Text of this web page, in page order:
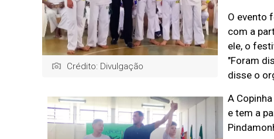
Crédito: Divulgação
O evento
com a
ele, o
"Foram
disse o
A
e tem a